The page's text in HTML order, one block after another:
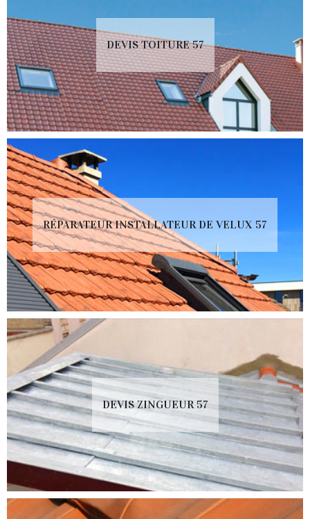
DEVIS TOITURE 57
RÉPARATEUR INSTALLATEUR DE VELUX 57
DEVIS ZINGUEUR 57